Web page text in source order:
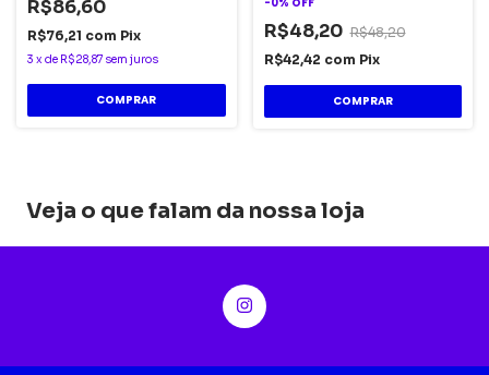
R$86,60
R$76,21 com Pix
3 xde R$28,87 sem juros
R$48,20 R$48,20
R$42,42 com Pix
Veja o que falam da nossa loja